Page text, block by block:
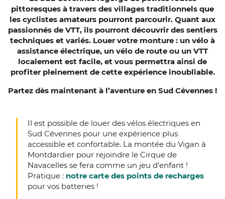
pittoresques à travers des villages traditionnels que
les cyclistes amateurs pourront parcourir. Quant aux
passionnés de VTT, ils pourront découvrir des sentiers
techniques et variés. Louer votre monture : un vélo à
assistance électrique, un vélo de route ou un VTT
localement est facile, et vous permettra ainsi de
profiter pleinement de cette expérience inoubliable.
Partez dès maintenant à l’aventure en Sud Cévennes !
Il est possible de louer des vélos électriques en
Sud Cévennes pour une expérience plus
accessible et confortable. La montée du Vigan à
Montdardier pour rejoindre le Cirque de
Navacelles se fera comme un jeu d’enfant !
Pratique : notre carte des points de recharges
pour vos batteries !